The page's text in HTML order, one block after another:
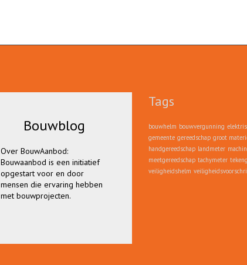
Bouwblog
Over BouwAanbod:
Bouwaanbod is een initiatief
opgestart voor en door
mensen die ervaring hebben
met bouwprojecten.
Bouwblog
Lees hier alles over
bouwvergunningen,
bouwmaterieel en
gereedschap, en tips wanneer
op zoek bent naar bouw
Tags
bouwhelm bouwvergunning
gemeente gereedschap groot
handgereedschap landmeter
meetgereedschap tachymeter
veiligheidshelm